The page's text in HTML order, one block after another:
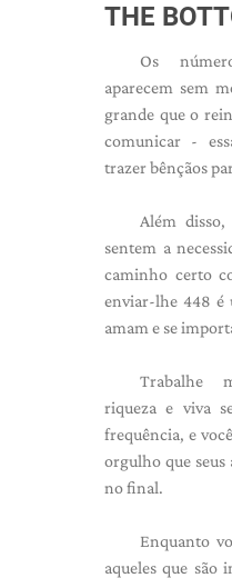
THE
Os
aparecem sem
grande que o
comunicar -
trazer bênçãos
Além
sentem a
caminho certo
enviar-lhe 448 é
amam e se
Trabalhe
riqueza e viva
frequência, e
orgulho que seus
no final.
Enquanto
aqueles que são